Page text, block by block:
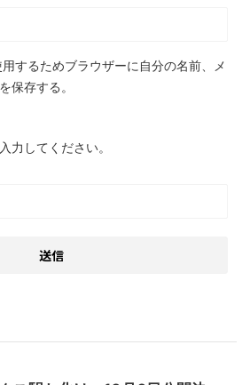
するためブラウザーに自分の名前、メ
保存する。
力してください。